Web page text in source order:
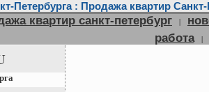
Петербурга : Продажа квартир
квартир санкт-петербург |
работа
|